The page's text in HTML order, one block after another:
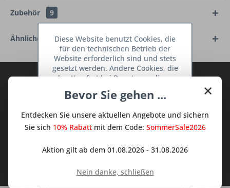
Zubehör 9
Ähnliche Artikel
Abonnieren Sie den kostenlosen Deine
TraumKüche Newsletter und verpassen
Sie keine Neuigkeit oder Aktion mehr aus
dem Traum Küchen - Shop.
zur Kenntnis genommen.
×
Bevor Sie gehen ...
Entdecken Sie unsere aktuellen Angebote und sichern
Sie sich 10% Rabattmit dem Code: SommerSale2026
Aktion gilt ab dem 01.08.2026 - 31.08.2026
Nein danke, schließen
Diese Website benutzt Cookies, die
für den technischen Betrieb der
Website erforderlich sind und stets
gesetzt werden. Andere Cookies, die
den Komfort bei Benutzung dieser
dienen oder die Interaktion mit
Netzwerken vereinfachen sollen,
werden nur mit Ihrer Zustimmung
Ablehnen